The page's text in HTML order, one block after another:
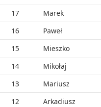
17
Marek
16
Paweł
15
Mieszko
14
Mikołaj
13
Mariusz
12
Arkadiusz